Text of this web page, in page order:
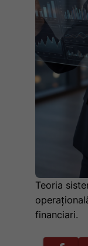
Teoria
financiari.